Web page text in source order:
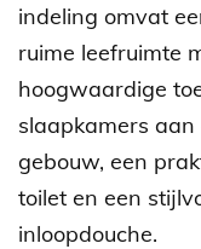
indeling omvat
ruime leefruimte
hoogwaardige
slaapkamers
gebouw, een
toilet en een
inloopdouche.